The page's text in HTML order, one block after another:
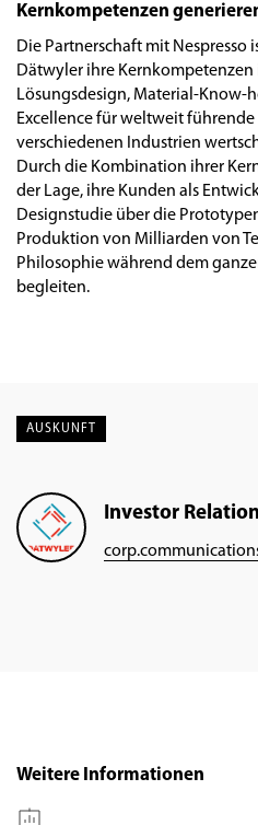
Kernkompetenzen
Die Partnerschaft mit Nespresso
Dätwyler ihre Kernkompetenzen
Lösungsdesign, Material-Know-
Excellence für weltweit
verschiedenen Industrien
Durch die Kombination ihrer
der Lage, ihre Kunden als
Designstudie über die
Produktion von Milliarden von
Philosophie während dem
begleiten.
AUSKUNFT
Investor
Weitere Informationen